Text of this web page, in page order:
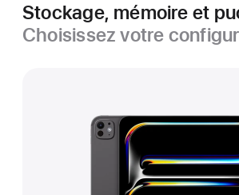
Stockage, mémoire et
Choisissez votre